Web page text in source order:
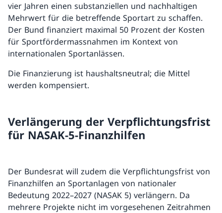
vier Jahren einen substanziellen und nachhaltigen
Mehrwert für die betreffende Sportart zu schaffen.
Der Bund finanziert maximal 50 Prozent der Kosten
für Sportfördermassnahmen im Kontext von
internationalen Sportanlässen.
Die Finanzierung ist haushaltsneutral; die Mittel
werden kompensiert.
Verlängerung der Verpflichtungsfrist
für NASAK-5-Finanzhilfen
Der Bundesrat will zudem die Verpflichtungsfrist von
Finanzhilfen an Sportanlagen von nationaler
Bedeutung 2022–2027 (NASAK 5) verlängern. Da
mehrere Projekte nicht im vorgesehenen Zeitrahmen